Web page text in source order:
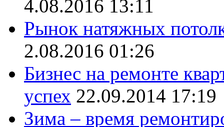
4.08.2016 13:11
Рынок натяжных
2.08.2016 01:26
Бизнес на ремонте
успех 22.09.2014 17:19
Зима – время